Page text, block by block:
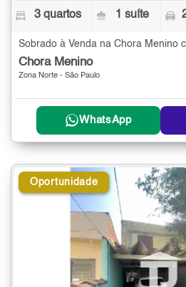
3 quartos 1 suíte
Sobrado à Venda na Chora Menino
Chora Menino
Zona Norte - São Paulo
WhatsApp
Oportunidade